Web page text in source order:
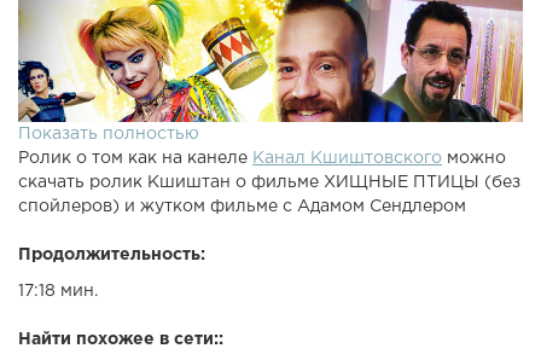
Показать полностью
Ролик о том как на канеле Канал Кшиштовского можно
скачать ролик Кшиштан о фильме ХИЩНЫЕ ПТИЦЫ (без
спойлеров) и жутком фильме с Адамом Сендлером
Продолжительность:
17:18 мин.
Найти похожее в сети::